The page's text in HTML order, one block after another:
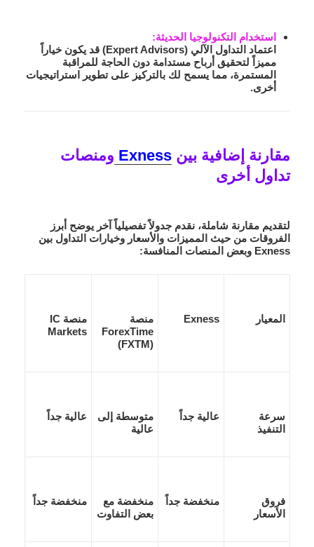
استخدام التكنولوجيا الحديثة:
اعتماد التداول الآلي (Expert Advisors) قد يكون خياراً
مميزاً لتحقيق أرباح مستدامة دون الحاجة للمراقبة
المستمرة، مما يسمح لك بالتركيز على تطوير استراتيجيات
أخرى.
مقارنة إضافية بينExness ومنصات
تداول أخرى
لتقديم مقارنة شاملة، نقدم جدولاً تفصيلياً آخر يوضح أبرز
الفروقات من حيث المميزات والأسعار وخيارات التداول بين
Exness وبعض المنصات المنافسة:
المعيار Exness
منصة
ForexTime
(FXTM)
منصة IC
Markets
سرعة
التنفيذ
عالية جداً
متوسطة إلى
عالية
عالية جداً
فروق
الأسعار
منخفضة جداً
منخفضة مع
بعض التفاوت
منخفضة جداً